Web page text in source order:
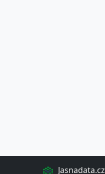
Jasnadata.cz